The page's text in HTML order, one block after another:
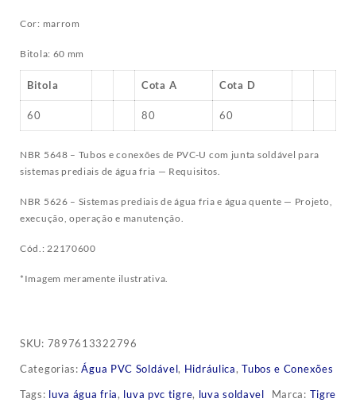
Cor: marrom
Bitola: 60 mm
Bitola Cota A Cota D
60 80 60
NBR 5648 – Tubos e conexões de PVC-U com junta soldável para
sistemas prediais de água fria — Requisitos.
NBR 5626 – Sistemas prediais de água fria e água quente — Projeto,
execução, operação e manutenção.
Cód.: 22170600
*Imagem meramente ilustrativa.
SKU: 7897613322796
Categorias:Água PVC Soldável, Hidráulica,Tubos e Conexões
Tags: luva água fria, luva pvc tigre, luva soldavel Marca: Tigre